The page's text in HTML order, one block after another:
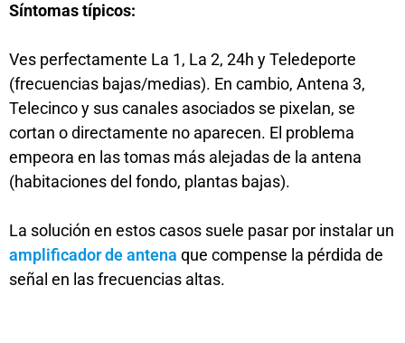
Síntomas típicos:
Ves perfectamente La 1, La 2, 24h y Teledeporte
(frecuencias bajas/medias). En cambio, Antena 3,
Telecinco y sus canales asociados se pixelan, se
cortan o directamente no aparecen. El problema
empeora en las tomas más alejadas de la antena
(habitaciones del fondo, plantas bajas).
La solución en estos casos suele pasar por instalar un
amplificador de antena que compense la pérdida de
señal en las frecuencias altas.